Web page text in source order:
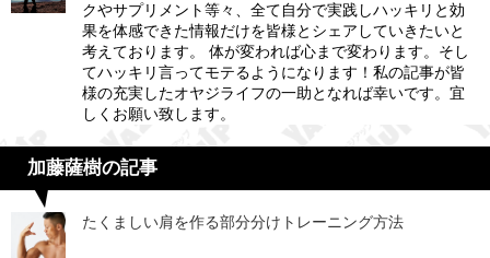
クやサプリメント等々、全て自分で実践しハッキリと効
果を体感できた情報だけを皆様とシェアしていきたいと
考えております。 体が変われば心まで変わります。そし
てハッキリ言ってモテるようになります！私の記事が皆
様の充実したオヤジライフの一助となれば幸いです。宜
しくお願い致します。
加藤薩樹の記事
たくましい肩を作る部分分けトレーニング方法